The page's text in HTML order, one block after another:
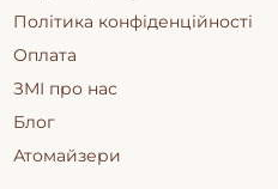
Політика конфіденційності
Оплата
ЗМІ про нас
Блог
Атомайзери